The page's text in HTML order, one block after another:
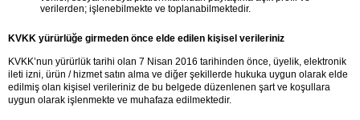
verilerden; işlenebilmekte ve toplanabilmektedir.
KVKK yürürlüğe girmeden önce elde edilen kişisel verileriniz
KVKK’nun yürürlük tarihi olan 7 Nisan 2016 tarihinden önce, üyelik, elektronik
ileti izni, ürün / hizmet satın alma ve diğer şekillerde hukuka uygun olarak elde
edilmiş olan kişisel verileriniz de bu belgede düzenlenen şart ve koşullara
uygun olarak işlenmekte ve muhafaza edilmektedir.